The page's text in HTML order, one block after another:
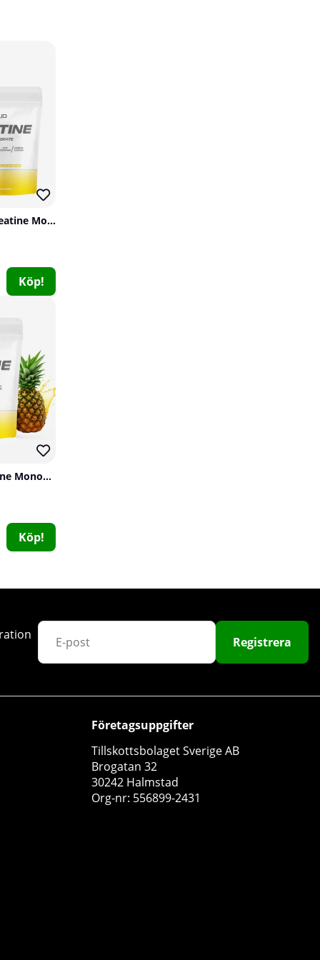
Swedish Supplements
1
2 x SOLID Nutrition Creatine Monohydrate, 400 g
Köp!
SOLID Nutrition Creatine Monohydrate, 400 g
Köp!
Registrera
Företagsuppgifter
Tillskottsbolaget Sverige AB
Brogatan 32
30242 Halmstad
Org-nr: 556899-2431